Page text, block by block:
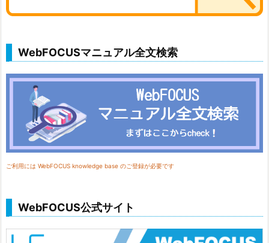
WebFOCUSマニュアル全文検索
ご利用には WebFOCUS knowledge base のご登録が必要です
WebFOCUS公式サイト